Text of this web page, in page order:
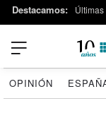
Destacamos:
OPINIÓN